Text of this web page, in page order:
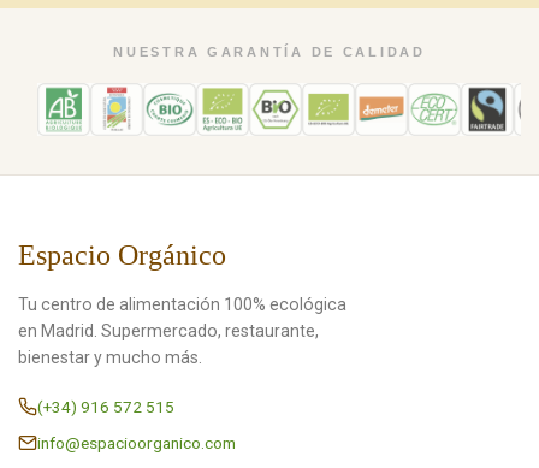
NUESTRA GARANTÍA DE CALIDAD
Espacio Orgánico
Tu centro de alimentación 100% ecológica
en Madrid. Supermercado, restaurante,
bienestar y mucho más.
(+34) 916 572 515
info@espacioorganico.com